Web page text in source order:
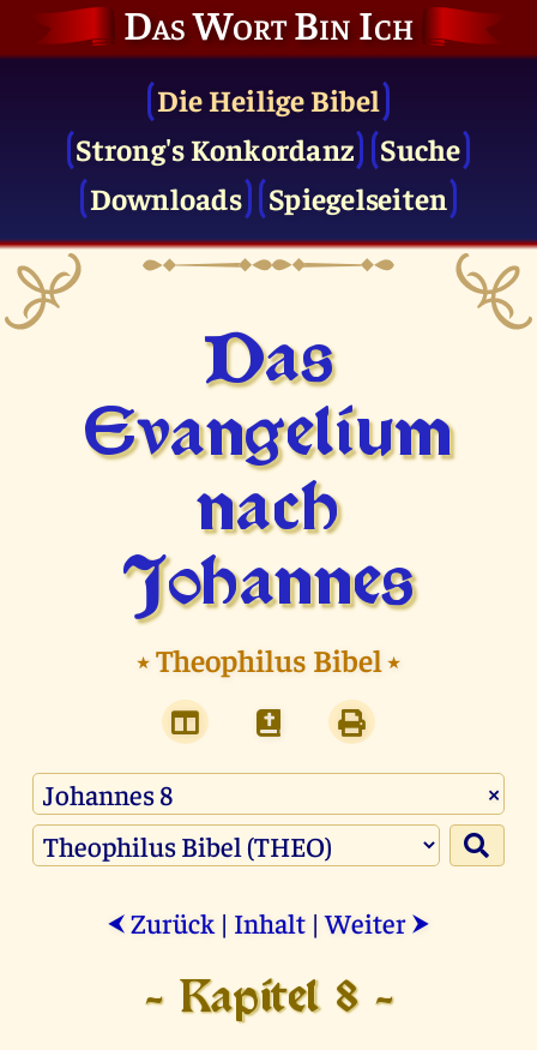
Das Wort Bin Ich
Die Heilige Bibel
Strong's Konkordanz
Suche
Downloads
Spiegelseiten
Das
Evangelium
nach
Johannes
⭑Theophilus Bibel⭑
×
⮜ Zurück | Inhalt |Weiter ⮞
- Kapitel 8 -